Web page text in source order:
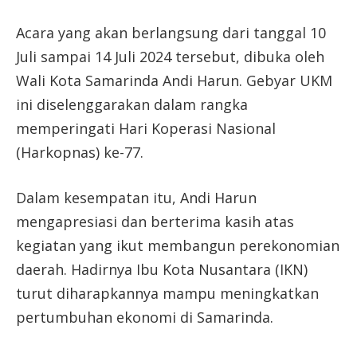
Acara yang akan berlangsung dari tanggal 10
Juli sampai 14 Juli 2024 tersebut, dibuka oleh
Wali Kota Samarinda Andi Harun. Gebyar UKM
ini diselenggarakan dalam rangka
memperingati Hari Koperasi Nasional
(Harkopnas) ke-77.
Dalam kesempatan itu, Andi Harun
mengapresiasi dan berterima kasih atas
kegiatan yang ikut membangun perekonomian
daerah. Hadirnya Ibu Kota Nusantara (IKN)
turut diharapkannya mampu meningkatkan
pertumbuhan ekonomi di Samarinda.